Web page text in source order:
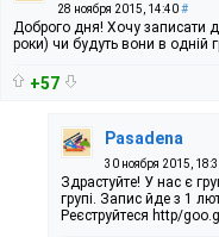
28 ноября 2015, 14:40#
Доброго дня! Хочу записати
роки) чи будуть вони в одній
+57
Pasadena
30 ноября 2015,
Здрастуйте! У нас є
групі. Запис йде з 1
Реєструйтеся http/